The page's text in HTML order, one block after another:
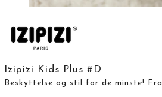
Izipizi Kids Plus #D
Beskyttelse og stil for de minste!